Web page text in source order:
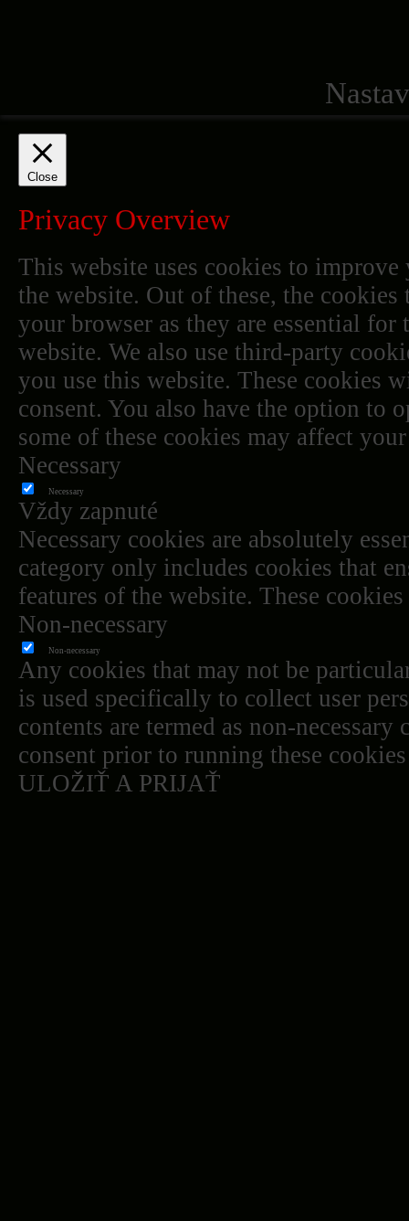
Close
Privacy Overview
This website uses cookies to
the website. Out of these, the cookies
your browser as they are essential
website. We also use third-party
you use this website. These cookies
consent. You also have the option to
some of these cookies may affect
Necessary
Necessary
Vždy zapnuté
Necessary cookies are absolutely
category only includes cookies that
features of the website. These
Non-necessary
Non-necessary
Any cookies that may not be
is used specifically to collect user
contents are termed as non-
consent prior to running these
ULOŽIŤ A PRIJAŤ